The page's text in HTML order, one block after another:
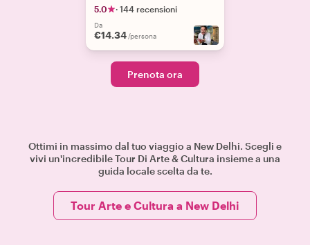
5.0 · 144 recensioni
Da
€14.34 /persona
Prenota ora
Ottimi in massimo dal tuo viaggio a New Delhi. Scegli e
vivi un'incredibile Tour Di Arte & Cultura insieme a una
guida locale scelta da te.
Tour Arte e Cultura a New Delhi